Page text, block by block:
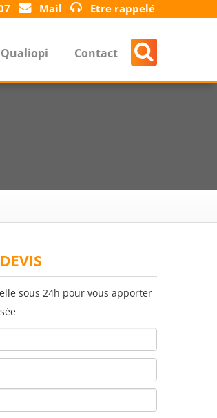
Mail Etre rappelé
Qualiopi Contact
sous 24h pour vous apporter